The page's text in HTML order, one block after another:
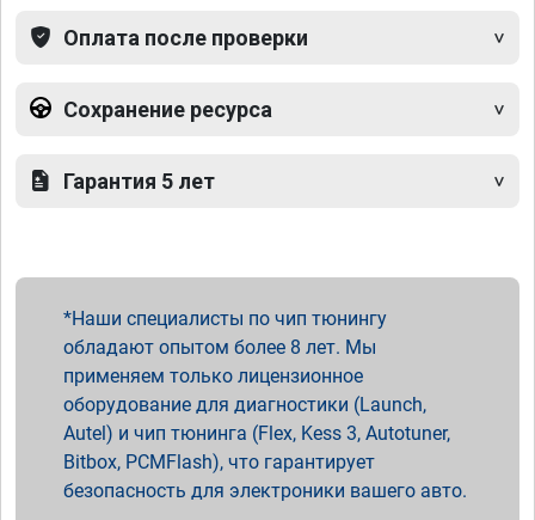
Оплата после проверки
Сохранение ресурса
Гарантия 5 лет
Наши специалисты по чип тюнингу
обладают опытом более 8 лет. Мы
применяем только лицензионное
оборудование для диагностики (Launch,
Autel) и чип тюнинга (Flex, Kess 3, Autotuner,
Bitbox, PCMFlash), что гарантирует
безопасность для электроники вашего авто.